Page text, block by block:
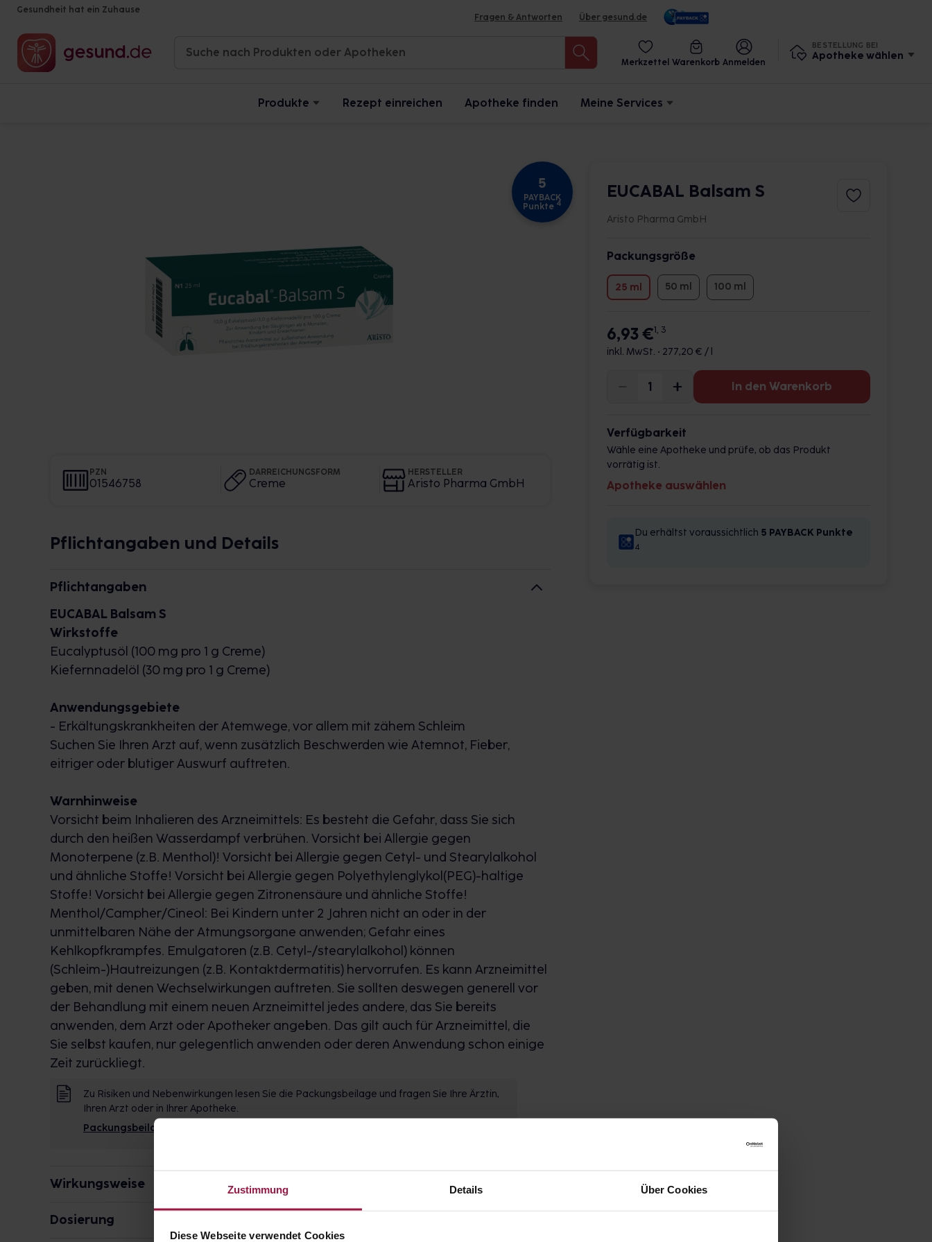
Zustimmung Details Über Cookies
Diese Webseite verwendet Cookies
Gesundheit hat ein Zuhause
Fragen & Antworten Über gesund.de
Merkzettel Warenkorb Anmelden
BESTELLUNG BEI
Apotheke wählen
Produkte Rezept einreichen Apotheke finden Meine Services
5
PAYBACK
Punkte 4
PZN
01546758
DARREICHUNGSFORM
Creme
HERSTELLER
Aristo Pharma GmbH
Pflichtangaben und Details
Pflichtangaben
EUCABAL Balsam S
Wirkstoffe
Eucalyptusöl (100 mg pro 1 g Creme)
Kiefernnadelöl (30 mg pro 1 g Creme)
Anwendungsgebiete
- Erkältungskrankheiten der Atemwege, vor allem mit zähem Schleim
Suchen Sie Ihren Arzt auf, wenn zusätzlich Beschwerden wie Atemnot, Fieber,
eitriger oder blutiger Auswurf auftreten.
Warnhinweise
Vorsicht beim Inhalieren des Arzneimittels: Es besteht die Gefahr, dass Sie sich
durch den heißen Wasserdampf verbrühen. Vorsicht bei Allergie gegen
Monoterpene (z.B. Menthol)! Vorsicht bei Allergie gegen Cetyl- und Stearylalkohol
und ähnliche Stoffe! Vorsicht bei Allergie gegen Polyethylenglykol(PEG)-haltige
Stoffe! Vorsicht bei Allergie gegen Zitronensäure und ähnliche Stoffe!
Menthol/Campher/Cineol: Bei Kindern unter 2 Jahren nicht an oder in der
unmittelbaren Nähe der Atmungsorgane anwenden; Gefahr eines
Kehlkopfkrampfes. Emulgatoren (z.B. Cetyl-/stearylalkohol) können
(Schleim-)Hautreizungen (z.B. Kontaktdermatitis) hervorrufen. Es kann Arzneimittel
geben, mit denen Wechselwirkungen auftreten. Sie sollten deswegen generell vor
der Behandlung mit einem neuen Arzneimittel jedes andere, das Sie bereits
anwenden, dem Arzt oder Apotheker angeben. Das gilt auch für Arzneimittel, die
Sie selbst kaufen, nur gelegentlich anwenden oder deren Anwendung schon einige
Zeit zurückliegt.
Zu Risiken und Nebenwirkungen lesen Sie die Packungsbeilage und fragen Sie Ihre Ärztin,
Ihren Arzt oder in Ihrer Apotheke.
Packungsbeilage
Wirkungsweise
Wie wirken die Inhaltsstoffe des Arzneimittels?
Dosierung
EUCABAL Balsam S
Aristo Pharma GmbH
Packungsgröße
25 ml 50 ml 100 ml
6,93 €1, 3
inkl. MwSt. • 277,20 € / l
In den Warenkorb
Verfügbarkeit
Wähle eine Apotheke und prüfe, ob das Produkt
vorrätig ist.
Apotheke auswählen
Du erhältst voraussichtlich 5 PAYBACK Punkte
4